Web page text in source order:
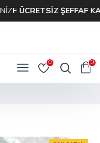
ÜCRETSİZ ŞEFFAF
0 0